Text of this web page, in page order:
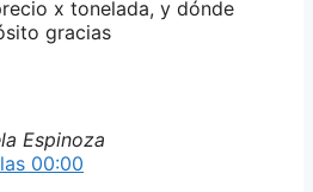
x tonelada, y dónde
gracias
Espinoza
00:00